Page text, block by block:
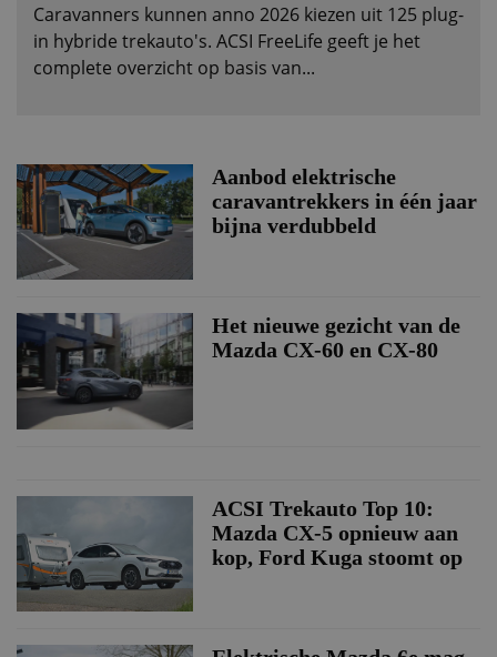
Caravanners kunnen anno 2026 kiezen uit 125 plug-
in hybride trekauto's. ACSI FreeLife geeft je het
complete overzicht op basis van...
Aanbod elektrische
caravantrekkers in één jaar
bijna verdubbeld
Het nieuwe gezicht van de
Mazda CX-60 en CX-80
ACSI Trekauto Top 10:
Mazda CX-5 opnieuw aan
kop, Ford Kuga stoomt op